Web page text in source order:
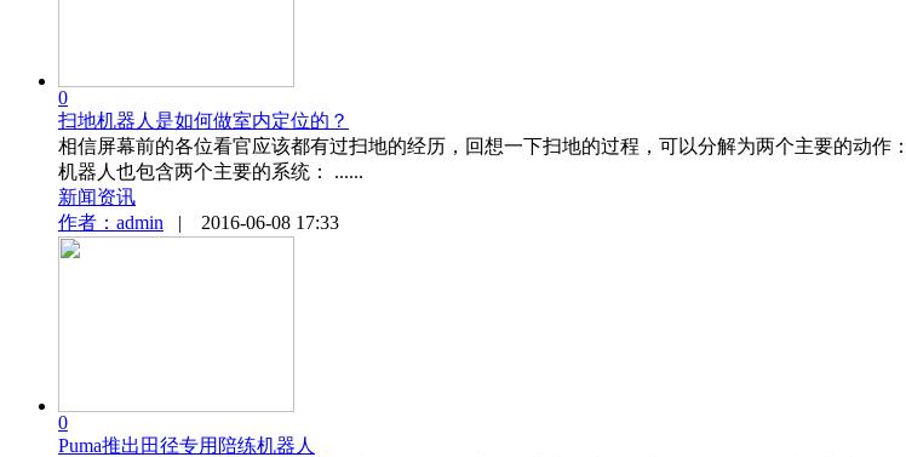
0
扫地机器人是如何做室内定位的？
相信屏幕前的各位看官应该都有过扫地的经历，回想一下扫地的过程，可以分解为两个主要的动
机器人也包含两个主要的系统： ......
新闻资讯
作者：admin | 2016-06-08 17:33
0
Puma推出田径专用陪练机器人